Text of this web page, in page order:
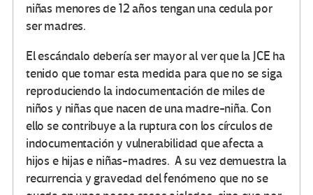
niñas menores de 12 años tengan una cedula por
ser madres.
El escándalo debería ser mayor al ver que la JCE ha
tenido que tomar esta medida para que no se siga
reproduciendo la indocumentación de miles de
niños y niñas que nacen de una madre-niña. Con
ello se contribuye a la ruptura con los círculos de
indocumentación y vulnerabilidad que afecta a
hijos e hijas e niñas-madres. A su vez demuestra la
recurrencia y gravedad del fenómeno que no se